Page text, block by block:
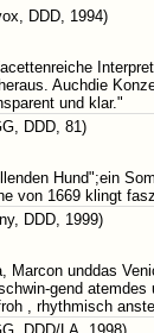
DDD, 1994)
Auchdie
und klar."
DDD, 81)
Hund";ein
von 1669 klingt
DDD, 1999)
Marcon unddas
gend
, rhythmisch